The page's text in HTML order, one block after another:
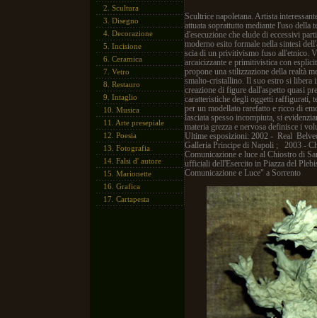
2. Scultura
3. Disegno
4. Decorazione
5. Incisione
6. Ceramica
7. Vetro
8. Restauro
9. Intaglio
10. Musica
11. Arte presepiale
12. Poesia
13. Fotografia
14. Falsi d' autore
15. Marionette
16. Grafica
17. Cartapesta
Scultrice napoletana. Artista
attuata soprattutto mediante l'uso della
d'esecuzione che elude di eccessivi
moderno esito formale nella sintesi
scia di un privitivismo fuso all'etnico.
arcaicizzante e primitivistica con
propone una stilizzazione della realtà
smalto-cristallino. Il suo estro si libera
creazione di figure dall'aspetto quasi
caratteristiche degli oggetti raffigurati,
per un modellato rarefatto e ricco di
lasciata spesso incompiuta, si
materia grezza e nervosa definisce i
Ultime esposizioni: 2002 - Real
Galleria Principe di Napoli ; 2003 -
Comunicazione e luce al Chiostro di
ufficiali dell'Esercito in Piazza del
Comunicazione e Luce" a Sorrento